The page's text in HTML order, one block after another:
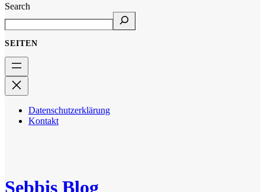
Search
SEITEN
Datenschutzerklärung
Kontakt
Sebbis Blog